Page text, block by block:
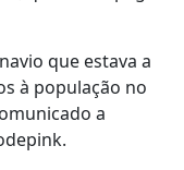
que estava a
à população no
a